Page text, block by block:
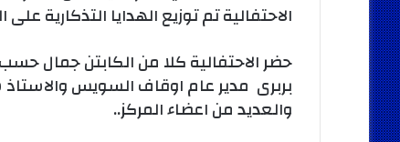
الاحتفالية تم توزيع الهدايا التذكارية
حضر الاحتفالية كلا من الكابتن جمال
بربرى مدير عام اوقاف السويس
والعديد من اعضاء المركز..